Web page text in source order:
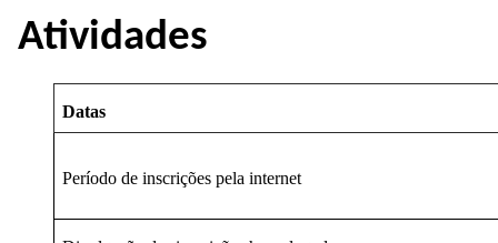
Atividades
Datas
Período de inscrições pela internet